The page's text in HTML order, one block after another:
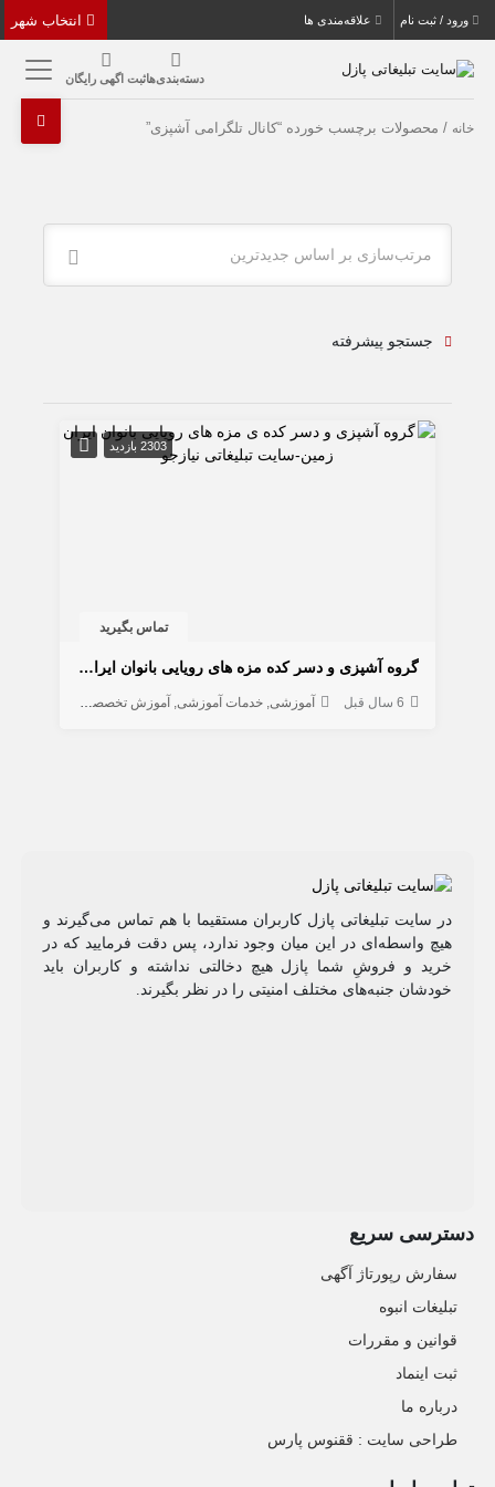
ورود / ثبت نام علاقه‌مندی ها
دسته‌بندی‌هاثبت اگهی رایگان
خانه / محصولات برچسب خورده “کانال تلگرامی آشپزی”
مرتب‌سازی بر اساس جدیدترین
جستجو پیشرفته
2303 بازدید
تماس بگیرید
گروه آشپزی و دسر کده مزه های رویایی بانوان ایران زمین
6 سال قبل آموزشی خدمات آموزشی آموزش تخصصی
در سایت تبلیغاتی پازل کاربران مستقیما با هم تماس می‌گیرند و
هیچ واسطه‌ای در این میان وجود ندارد، پس دقت فرمایید که در
خرید و فروشِ شما پازل هیچ دخالتی نداشته و کاربران باید
خودشان جنبه‌های مختلف امنیتی را در نظر بگیرند.
دسترسی سریع
سفارش رپورتاژ آگهی
تبلیغات انبوه
قوانین و مقررات
ثبت اینماد
درباره ما
طراحی سایت : ققنوس پارس